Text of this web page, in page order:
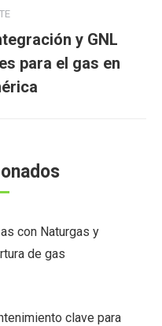
y GNL
para el gas en
con Naturgas y
de gas
clave para